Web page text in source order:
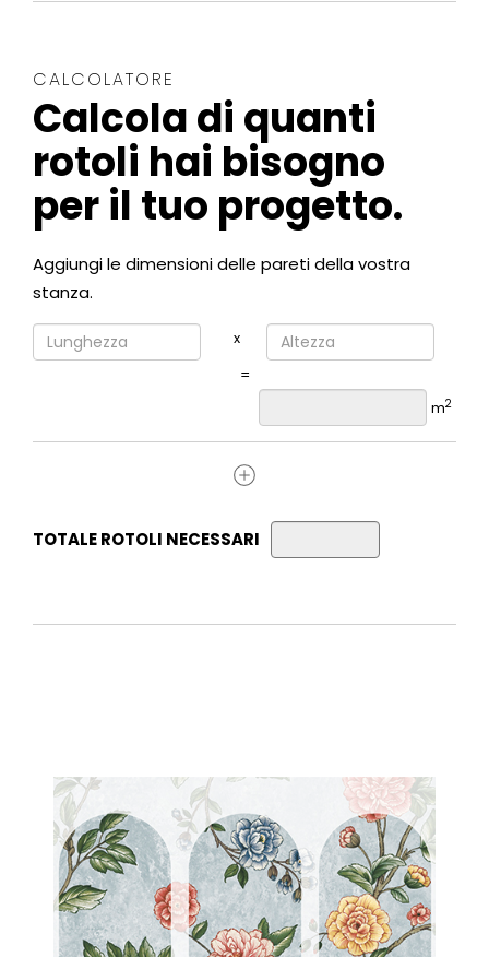
CALCOLATORE
Calcola di quanti
rotoli hai bisogno
per il tuo progetto.
Aggiungi le dimensioni delle pareti della vostra
stanza.
x
=
m2
TOTALE ROTOLI NECESSARI